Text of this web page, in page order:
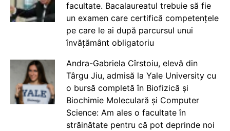
facultate. Bacalaureatul trebuie să fie
un examen care certifică competențele
pe care le ai după parcursul unui
învățământ obligatoriu
Andra-Gabriela Cîrstoiu, elevă din
Târgu Jiu, admisă la Yale University cu
o bursă completă în Biofizică și
Biochimie Moleculară și Computer
Science: Am ales o facultate în
străinătate pentru că pot deprinde noi